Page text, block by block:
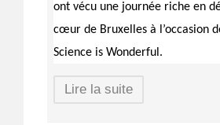
ont vécu une journée riche en
cœur de Bruxelles à l’occasion
Science is Wonderful.
Lire la suite